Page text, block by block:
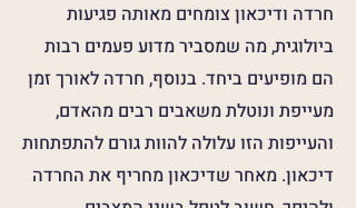
חרדה ודיכאון צומחים מאותה פגיעות
ביולוגית, מה שמסביר מדוע פעמים רבות
הם מופיעים ביחד. בנוסף, חרדה לאורך זמן
מעייפת ונוטלת משאבים רבים מהאדם,
והעייפות הזו עלולה להוות גורם להתפתחות
דיכאון. מאחר שדיכאון מחריף את החרדה